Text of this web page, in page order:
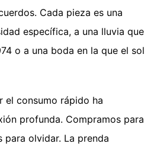
Cada pieza es una
específica, a una lluvia que
o a una boda en la que el sol
el consumo rápido ha
profunda. Compramos para
para olvidar. La prenda